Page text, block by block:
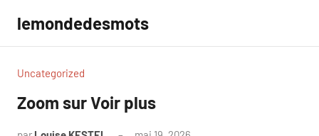
contenu
lemondedesmots
Uncategorized
Zoom sur Voir plus